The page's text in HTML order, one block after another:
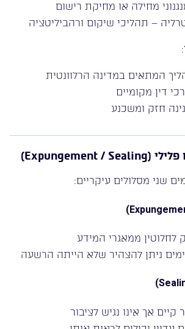
מחילה או מחיקת רישום
– תהליכי שיקום ורהביליטציה
המתאים במדינה הרלוונטית
דין מקומיים
חזק ומשכנע
שני מסלולים עיקריים:
לחלוטין ממאגרי המידע
ניתן להצהיר שלא הייתה הרשעה
אך אינו נגיש לציבור